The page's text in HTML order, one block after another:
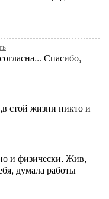
Спасибо,
єтой жизни никто и
и физически. Жив,
думала работы